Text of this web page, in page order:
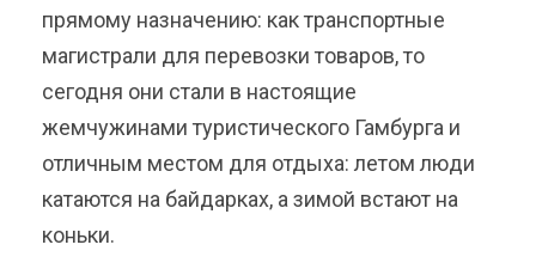
прямому назначению: как транспортные
магистрали для перевозки товаров, то
сегодня они стали в настоящие
жемчужинами туристического Гамбурга и
отличным местом для отдыха: летом люди
катаются на байдарках, а зимой встают на
коньки.